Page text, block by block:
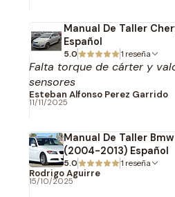
Manual De Taller
Español
5.0 1 reseña
Falta torque de cárter y
sensores
Esteban Alfonso Perez Garrido
11/11/2025
Manual De Taller
(2004-2013) Español
5.0 1 reseña
Rodrigo Aguirre
15/10/2025